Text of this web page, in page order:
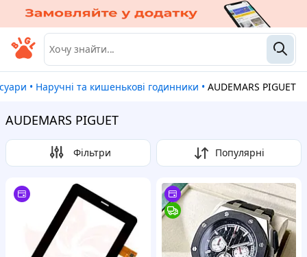
• Наручні та кишенькові годинники • AUDEMARS PIGUET
AUDEMARS PIGUET
Фільтри Популярні